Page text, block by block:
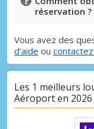
réservation ?
Vous avez des
d’aide ou
Les 1 meilleurs
Aéroport en 2026